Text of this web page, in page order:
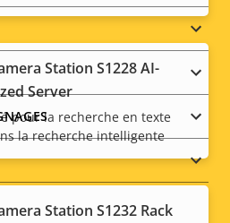
Station S1228 AI-
Server
pour la recherche en texte
la recherche intelligente
Station S1232 Rack